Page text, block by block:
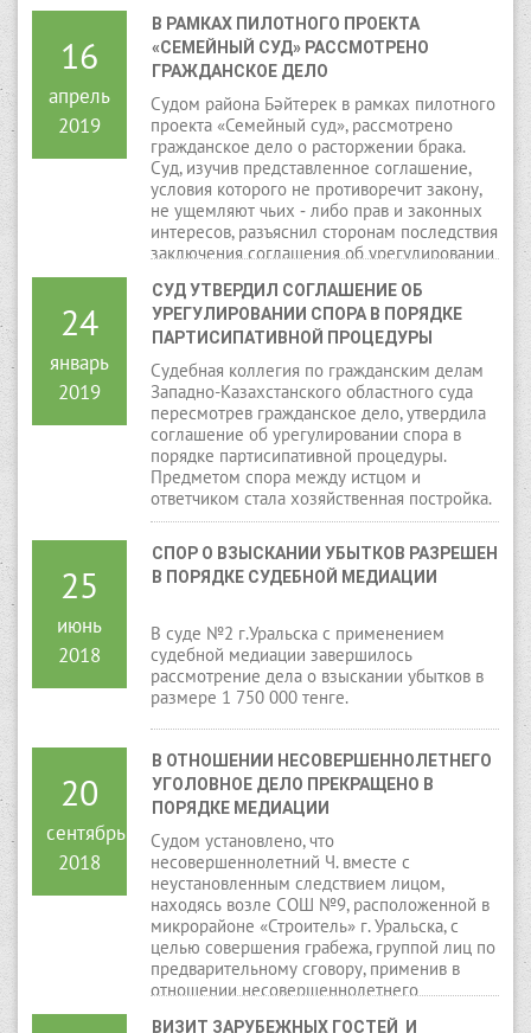
к ответственности по части 2 статьи 73 КоАП
РК.
16
апрель
2019
В РАМКАХ ПИЛОТНОГО ПРОЕКТА
«СЕМЕЙНЫЙ СУД» РАССМОТРЕНО
ГРАЖДАНСКОЕ ДЕЛО
Судом района Бәйтерек в рамках пилотного
проекта «Семейный суд», рассмотрено
гражданское дело о расторжении брака.
Суд, изучив представленное соглашение,
условия которого не противоречит закону,
не ущемляют чьих ‑ либо прав и законных
интересов, разъяснил сторонам последствия
заключения соглашения об урегулировании
производства по делу.
24
январь
2019
СУД УТВЕРДИЛ СОГЛАШЕНИЕ ОБ
УРЕГУЛИРОВАНИИ СПОРА В ПОРЯДКЕ
ПАРТИСИПАТИВНОЙ ПРОЦЕДУРЫ
Судебная коллегия по гражданским делам
Западно-Казахстанского областного суда
пересмотрев гражданское дело, утвердила
соглашение об урегулировании спора в
порядке партисипативной процедуры.
Предметом спора между истцом и
ответчиком стала хозяйственная постройка.
25
июнь
2018
СПОР О ВЗЫСКАНИИ УБЫТКОВ РАЗРЕШЕН
В ПОРЯДКЕ СУДЕБНОЙ МЕДИАЦИИ
В суде №2 г.Уральска с применением
судебной медиации завершилось
рассмотрение дела о взыскании убытков в
размере 1 750 000 тенге.
20
сентябрь
2018
В ОТНОШЕНИИ НЕСОВЕРШЕННОЛЕТНЕГО
УГОЛОВНОЕ ДЕЛО ПРЕКРАЩЕНО В
ПОРЯДКЕ МЕДИАЦИИ
Судом установлено, что
несовершеннолетний Ч. вместе с
неустановленным следствием лицом,
находясь возле СОШ №9, расположенной в
микрорайоне «Строитель» г. Уральска, с
целью совершения грабежа, группой лиц по
предварительному сговору, применив в
отношении несовершеннолетнего
ВИЗИТ ЗАРУБЕЖНЫХ ГОСТЕЙ  И